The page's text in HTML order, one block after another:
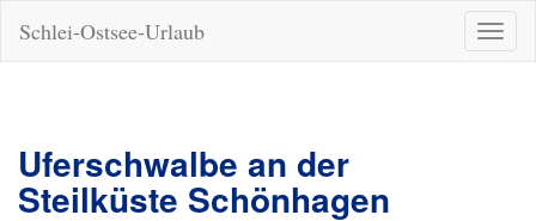
ein-/
Schlei-Ostsee-Urlaub
Uferschwalbe an der
Steilküste Schönhagen